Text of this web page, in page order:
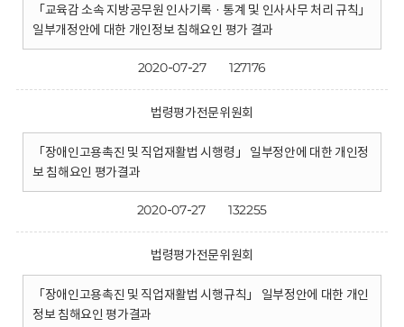
「교육감 소속 지방공무원 인사기록 · 통계 및 인사사무 처리 규칙」
일부개정안에 대한 개인정보 침해요인 평가 결과
2020-07-27 127176
법령평가전문위원회
「장애인고용촉진 및 직업재활법 시행령」 일부정안에 대한 개인정
보 침해요인 평가결과
2020-07-27 132255
법령평가전문위원회
「장애인고용촉진 및 직업재활법 시행규칙」 일부정안에 대한 개인
정보 침해요인 평가결과